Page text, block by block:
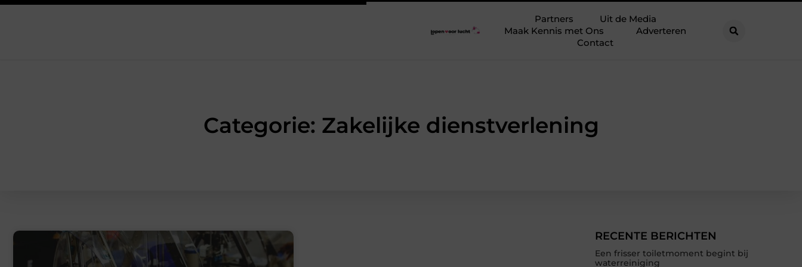
Partners
Uit de Media
Maak Kennis met Ons
Adverteren
Contact
Categorie: Zakelijke dienstverlening
RECENTE BERICHTEN
Een frisser toiletmoment begint bij
waterreiniging